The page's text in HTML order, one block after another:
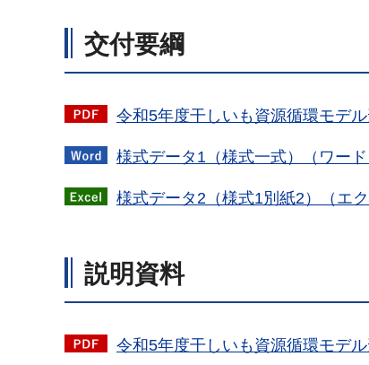
交付要綱
令和5年度干しいも資源循環モデ
様式データ1（様式一式）（ワード
様式データ2（様式1別紙2）（エク
説明資料
令和5年度干しいも資源循環モデ